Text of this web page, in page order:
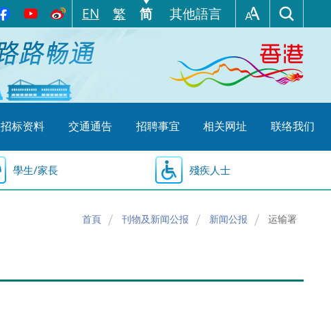
EN 繁 简 其他語言
招标资料 交通通告 招聘事宜 相关网址 联络我们
學生/家長 殘疾人士
首頁 刊物及新闻公报 新闻公报 运输署